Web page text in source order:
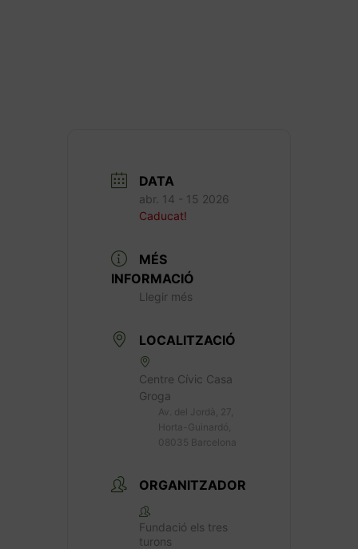
DATA
abr. 14 - 15 2026
Caducat!
MÉS
INFORMACIÓ
Llegir més
LOCALITZACIÓ
Centre Cívic Casa
Groga
Av. del Jordà, 27,
Horta-Guinardó,
08035 Barcelona
ORGANITZADOR
Fundació els tres
turons